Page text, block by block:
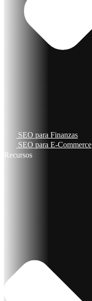
SEO para Finanzas
SEO para E-Commerce
Recursos